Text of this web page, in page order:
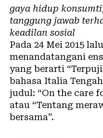
gaya hidup
tanggung jawab
keadilan sosial
Pada 24 Mei 2015
menandatangani
yang berarti
bahasa Italia
judul: “On the care
atau “Tentang
bersama”.